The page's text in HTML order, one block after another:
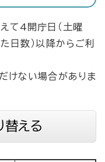
て4開庁日（土曜
日数）以降からご利
けない場合がありま
替える